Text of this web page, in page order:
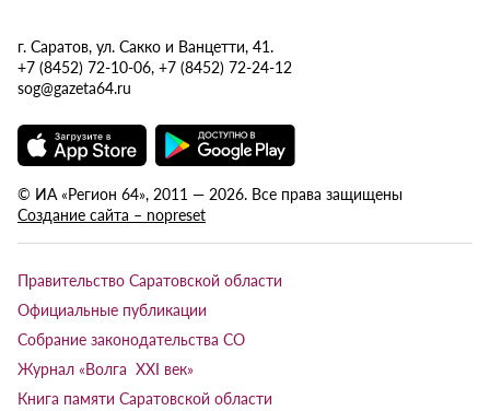
г. Саратов, ул. Сакко и Ванцетти, 41.
+7 (8452) 72-10-06, +7 (8452) 72-24-12
sog@gazeta64.ru
© ИА «Регион 64», 2011 — 2026. Все права защищены
Создание сайта – nopreset
Правительство Саратовской области
Официальные публикации
Собрание законодательства СО
Журнал «Волга XXI век»
Книга памяти Саратовской области